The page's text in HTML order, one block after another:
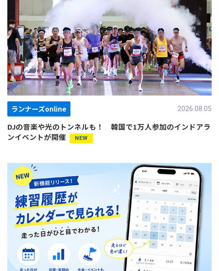
DJの音楽や光のトンネルも！ 韓国で1万人参加のインドアラ
ンイベントが開催
ランナーズonline 2026.08.05